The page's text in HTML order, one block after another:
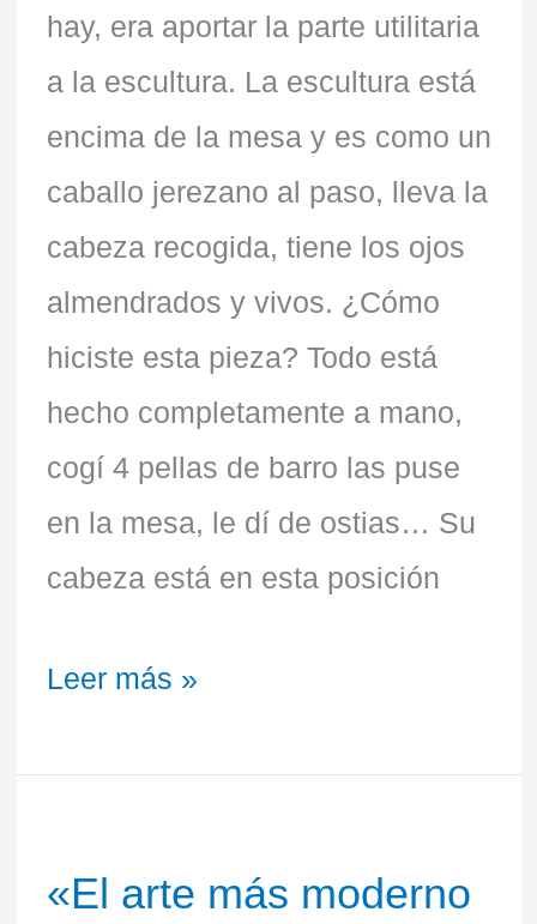
hay, era aportar la parte utilitaria
a la escultura. La escultura está
encima de la mesa y es como un
caballo jerezano al paso, lleva la
cabeza recogida, tiene los ojos
almendrados y vivos. ¿Cómo
hiciste esta pieza? Todo está
hecho completamente a mano,
cogí 4 pellas de barro las puse
en la mesa, le dí de ostias… Su
cabeza está en esta posición
Leer más »
«El arte más moderno
arte